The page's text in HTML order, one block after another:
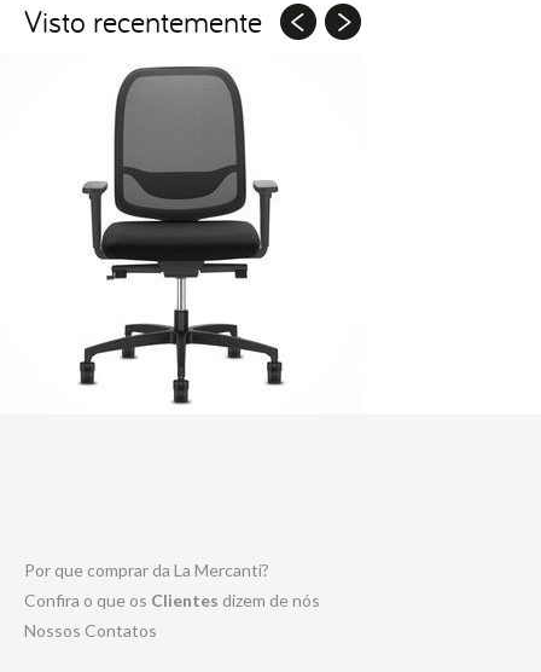
Visto recentemente
Por que comprar da La Mercanti?
Confira o que os Clientes dizem de nós
Nossos Contatos